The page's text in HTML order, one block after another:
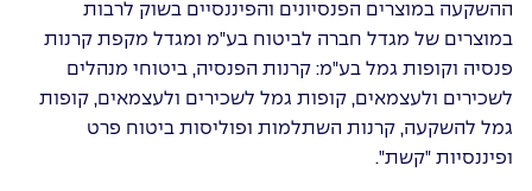
ההשקעה במוצרים הפנסיונים והפיננסיים בשוק לרבות
במוצרים של מגדל חברה לביטוח בע"מ ומגדל מקפת קרנות
פנסיה וקופות גמל בע"מ: קרנות הפנסיה, ביטוחי מנהלים
לשכירים ולעצמאים, קופות גמל לשכירים ולעצמאים, קופות
גמל להשקעה, קרנות השתלמות ופוליסות ביטוח פרט
ופיננסיות "קשת".